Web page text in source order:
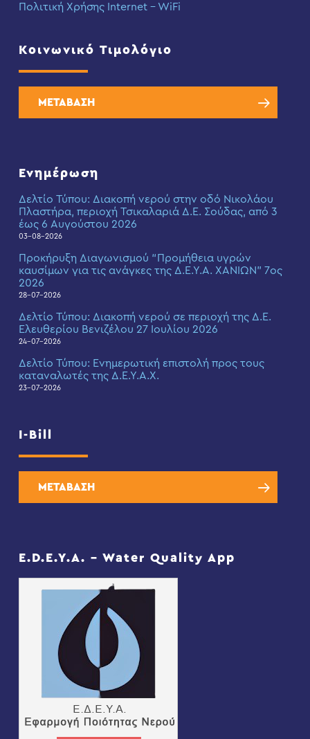
Πολιτική Χρήσης Internet – WiFi
Κοινωνικό Τιμολόγιο
ΜΕΤΑΒΑΣΗ
Ενημέρωση
Δελτίο Τύπου: Διακοπή νερού στην οδό Νικολάου
Πλαστήρα, περιοχή Τσικαλαριά Δ.Ε. Σούδας, από 3
έως 6 Αυγούστου 2026
03-08-2026
Προκήρυξη Διαγωνισμού “Προμήθεια υγρών
καυσίμων για τις ανάγκες της Δ.Ε.Υ.Α. ΧΑΝΙΩΝ” 7ος
2026
28-07-2026
Δελτίο Τύπου: Διακοπή νερού σε περιοχή της Δ.Ε.
Ελευθερίου Βενιζέλου 27 Ιουλίου 2026
24-07-2026
Δελτίο Τύπου: Eνημερωτική επιστολή προς τους
καταναλωτές της Δ.Ε.Υ.Α.Χ.
23-07-2026
I-Bill
ΜΕΤΑΒΑΣΗ
E.D.E.Y.A. – Water Quality App